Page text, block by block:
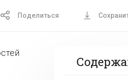
Поделиться